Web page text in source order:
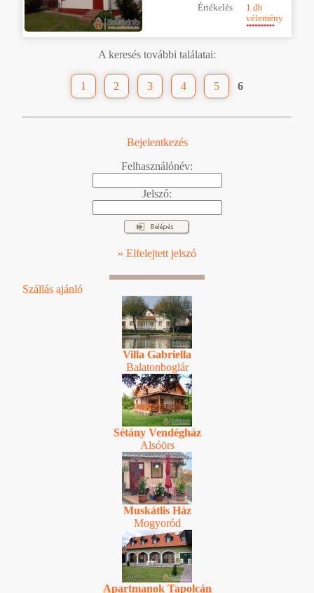
Értékelés
1 db
vélemény
A keresés további találatai:
1 2 3 4 5 6
Bejelentkezés
Felhasználónév:
Jelszó:
» Elfelejtett jelszó
Szállás ajánló
Villa Gabriella
Balatonboglár
Sétány Vendégház
Alsóörs
Muskátlis Ház
Mogyoród
Apartmanok Tapolcán